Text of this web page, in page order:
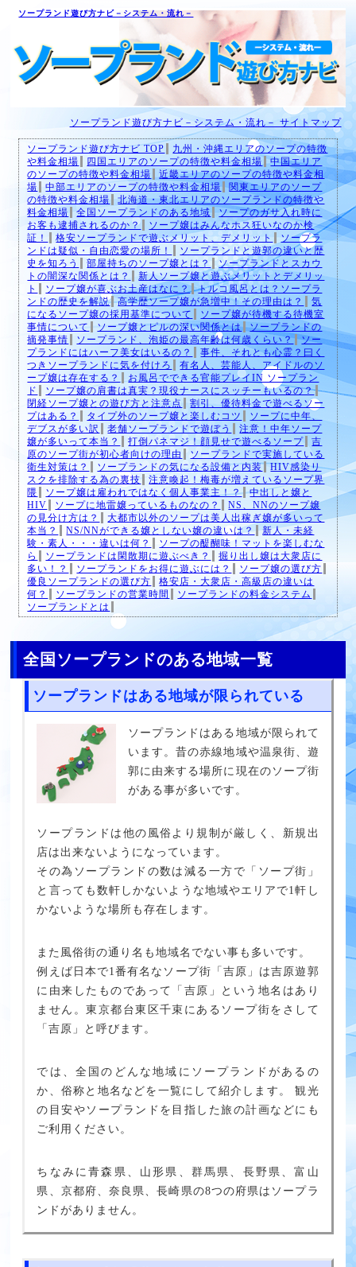
ソープランド遊び方ナビ－システム・流れ－
ソープランド遊び方ナビ－システム・流れ－ サイトマップ
ソープランド遊び方ナビ TOP
九州・沖縄エリアのソープの特徴
や料金相場
四国エリアのソープの特徴や料金相場
中国エリア
のソープの特徴や料金相場
近畿エリアのソープの特徴や料金相
場
中部エリアのソープの特徴や料金相場
関東エリアのソープ
の特徴や料金相場
北海道・東北エリアのソープランドの特徴や
料金相場
全国ソープランドのある地域
ソープのガサ入れ時に
お客も逮捕されるのか？
ソープ嬢はみんなホス狂いなのか検
証！
格安ソープランドで遊ぶメリット、デメリット
ソープラ
ンドは疑似・自由恋愛の場所！
ソープランドと遊郭の違いと歴
史を知ろう
部屋持ちのソープ嬢とは？
ソープランドとスカウ
トの闇深な関係とは？
新人ソープ嬢と遊ぶメリットとデメリッ
ト
ソープ嬢が喜ぶお土産はなに？
トルコ風呂とは？ソープラ
ンドの歴史を解説
高学歴ソープ嬢が急増中！その理由は？
気
になるソープ嬢の採用基準について
ソープ嬢が待機する待機室
事情について
ソープ嬢とピルの深い関係とは
ソープランドの
摘発事情
ソープランド、泡姫の最高年齢は何歳くらい？
ソー
プランドにはハーフ美女はいるの？
事件、それとも心霊？曰く
つきソープランドに気を付けろ
有名人、芸能人、アイドルのソ
ープ嬢は存在する？
お風呂でできる官能プレイIN ソープラン
ド
ソープ嬢の肩書は真実？現役ナースにスッチーもいるの？
閉経ソープ嬢との遊び方と注意点
割引、優待料金で遊べるソー
プはある？
タイプ外のソープ嬢と楽しむコツ
ソープに中年、
デブスが多い訳
老舗ソープランドで遊ぼう
注意！中年ソープ
嬢が多いって本当？
打倒パネマジ！顔見せで遊べるソープ
吉
原のソープ街が初心者向けの理由
ソープランドで実施している
衛生対策は？
ソープランドの気になる設備と内装
HIV感染リ
スクを排除する為の裏技
注意喚起！梅毒が増えているソープ界
隈
ソープ嬢は雇われではなく個人事業主！？
中出しと嬢と
HIV
ソープに地雷嬢っているものなの？
NS、NNのソープ嬢
の見分け方は？
大都市以外のソープは美人出稼ぎ嬢が多いって
本当？
NS/NNができる嬢としない嬢の違いは？
新人・未経
験・素人・・・違いは何？
ソープの醍醐味！マットを楽しむな
ら
ソープランドは閑散期に遊ぶべき？
掘り出し嬢は大衆店に
多い！？
ソープランドをお得に遊ぶには？
ソープ嬢の選び方
優良ソープランドの選び方
格安店・大衆店・高級店の違いは
何？
ソープランドの営業時間
ソープランドの料金システム
ソープランドとは
全国ソープランドのある地域一覧
ソープランドはある地域が限られている
ソープランドはある地域が限られて
います。昔の赤線地域や温泉街、遊
郭に由来する場所に現在のソープ街
がある事が多いです。
ソープランドは他の風俗より規制が厳しく、新規出
店は出来ないようになっています。
その為ソープランドの数は減る一方で「ソープ街」
と言っても数軒しかないような地域やエリアで1軒し
かないような場所も存在します。
また風俗街の通り名も地域名でない事も多いです。
例えば日本で1番有名なソープ街「吉原」は吉原遊郭
に由来したものであって「吉原」という地名はあり
ません。東京都台東区千束にあるソープ街をさして
「吉原」と呼びます。
では、全国のどんな地域にソープランドがあるの
か、俗称と地名などを一覧にして紹介します。 観光
の目安やソープランドを目指した旅の計画などにも
ご利用ください。
ちなみに青森県、山形県、群馬県、長野県、富山
県、京都府、奈良県、長崎県の8つの府県はソープラ
ンドがありません。